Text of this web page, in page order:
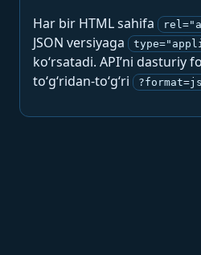
Har bir HTML sahifa
JSON versiyaga
ko‘rsatadi. API’ni dasturiy
to‘g‘ridan-to‘g‘ri